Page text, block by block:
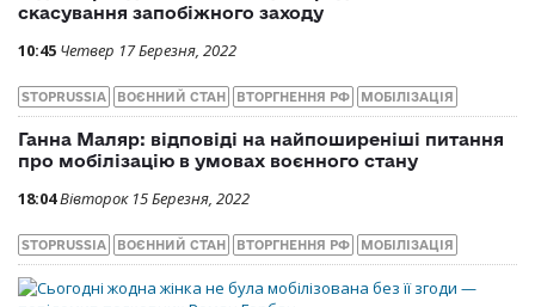
скасування запобіжного заходу
10:45 Четвер 17 Березня, 2022
STOPRUSSIA ВОЄННИЙ СТАН ВТОРГНЕННЯ РФ МОБІЛІЗАЦІЯ
Ганна Маляр: відповіді на найпоширеніші питання
про мобілізацію в умовах воєнного стану
18:04Вівторок 15 Березня, 2022
STOPRUSSIA ВОЄННИЙ СТАН ВТОРГНЕННЯ РФ МОБІЛІЗАЦІЯ